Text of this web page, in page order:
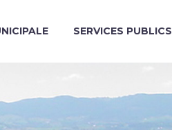
SERVICES PUBLICS